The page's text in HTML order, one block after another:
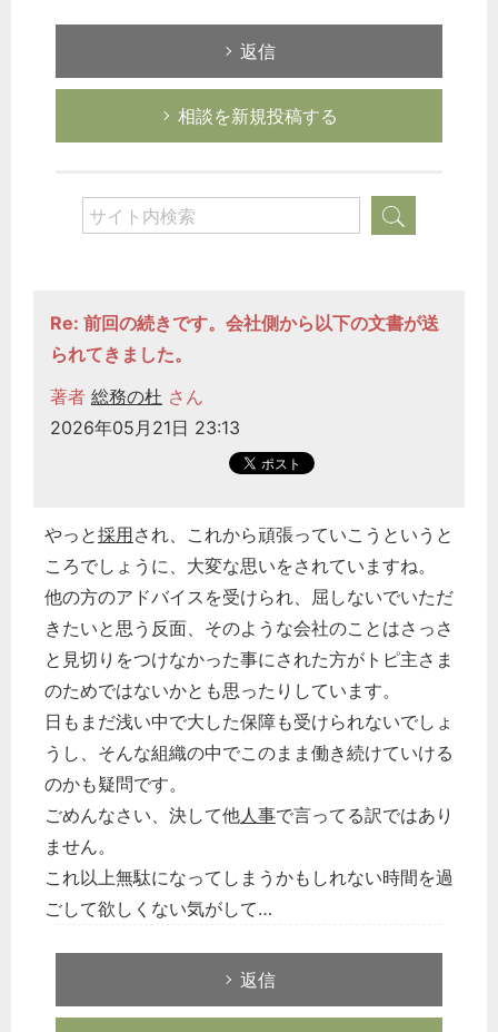
返信
相談を新規投稿する
Re: 前回の続きです。会社側から以下の文書が送
られてきました。
著者 総務の杜 さん
2026年05月21日 23:13
やっと採用され、これから頑張っていこうというと
ころでしょうに、大変な思いをされていますね。
他の方のアドバイスを受けられ、屈しないでいただ
きたいと思う反面、そのような会社のことはさっさ
と見切りをつけなかった事にされた方がトピ主さま
のためではないかとも思ったりしています。
日もまだ浅い中で大した保障も受けられないでしょ
うし、そんな組織の中でこのまま働き続けていける
のかも疑問です。
ごめんなさい、決して他人事で言ってる訳ではあり
ません。
これ以上無駄になってしまうかもしれない時間を過
ごして欲しくない気がして…
返信
どのカテゴリーに投稿しますか？
選択してください
労務管理
税務経理
企業法務
経営の知恵
秘書のノウハウ
次へ